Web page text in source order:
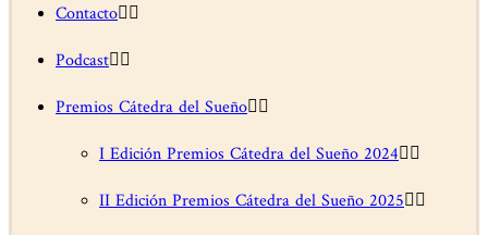
Contacto
Podcast
Premios Cátedra del Sueño
I Edición Premios Cátedra del Sueño 2024
II Edición Premios Cátedra del Sueño 2025